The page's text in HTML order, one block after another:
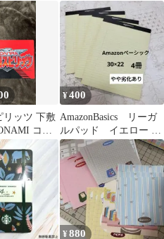
リッツ 下敷
コナ
当時物
¥400
AmazonBasics リーガ
ルパッド イエロー ４
冊 30×22
¥880